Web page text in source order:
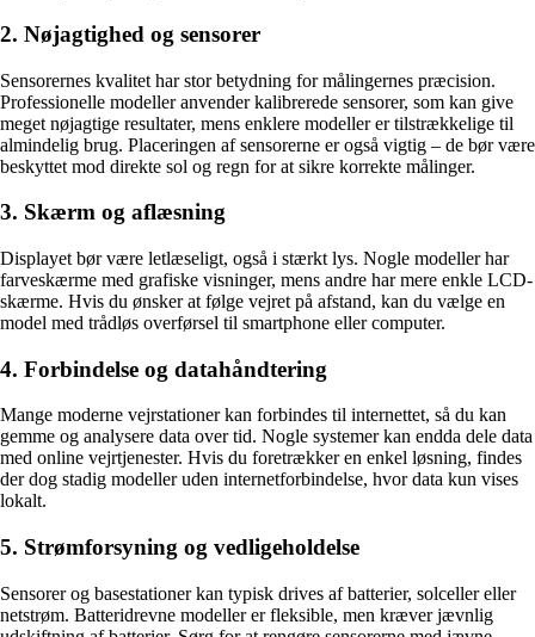
2. Nøjagtighed og sensorer
Sensorernes kvalitet har stor betydning for målingernes præcision.
Professionelle modeller anvender kalibrerede sensorer, som kan give
meget nøjagtige resultater, mens enklere modeller er tilstrækkelige til
almindelig brug. Placeringen af sensorerne er også vigtig – de bør være
beskyttet mod direkte sol og regn for at sikre korrekte målinger.
3. Skærm og aflæsning
Displayet bør være letlæseligt, også i stærkt lys. Nogle modeller har
farveskærme med grafiske visninger, mens andre har mere enkle LCD-
skærme. Hvis du ønsker at følge vejret på afstand, kan du vælge en
model med trådløs overførsel til smartphone eller computer.
4. Forbindelse og datahåndtering
Mange moderne vejrstationer kan forbindes til internettet, så du kan
gemme og analysere data over tid. Nogle systemer kan endda dele data
med online vejrtjenester. Hvis du foretrækker en enkel løsning, findes
der dog stadig modeller uden internetforbindelse, hvor data kun vises
lokalt.
5. Strømforsyning og vedligeholdelse
Sensorer og basestationer kan typisk drives af batterier, solceller eller
netstrøm. Batteridrevne modeller er fleksible, men kræver jævnlig